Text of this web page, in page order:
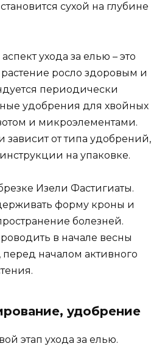
сухой на глубине
ухода за елью – это
росло здоровым и
периодически
удобрения для хвойных
и микроэлементами.
зависит от типа удобрений,
на упаковке.
Изели Фастигиаты.
форму кроны и
болезней.
в начале весны
началом активного
удобрение
этап ухода за елью.